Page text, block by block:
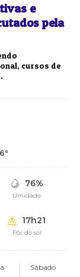
e
pela
cursos de
76%
Umidade
17h21
Pôr do sol
Sábado